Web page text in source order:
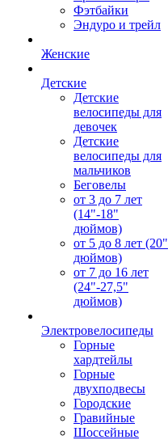
Фэтбайки
Эндуро и трейл
Женские
Детские
Детские
велосипеды для
девочек
Детские
велосипеды для
мальчиков
Беговелы
от 3 до 7 лет
(14"-18"
дюймов)
от 5 до 8 лет (20"
дюймов)
от 7 до 16 лет
(24"-27,5"
дюймов)
Электровелосипеды
Горные
хардтейлы
Горные
двухподвесы
Городские
Гравийные
Шоссейные